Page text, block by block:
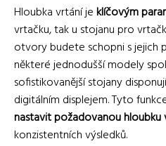
Hloubka vrtání jeklíčovým
vrtačku, tak u stojanu pro
otvory budete schopni s
některé jednodušší modely
sofistikovanější stojany
digitálním displejem. Tyto
nastavit požadovanou hloubku
konzistentních výsledků.